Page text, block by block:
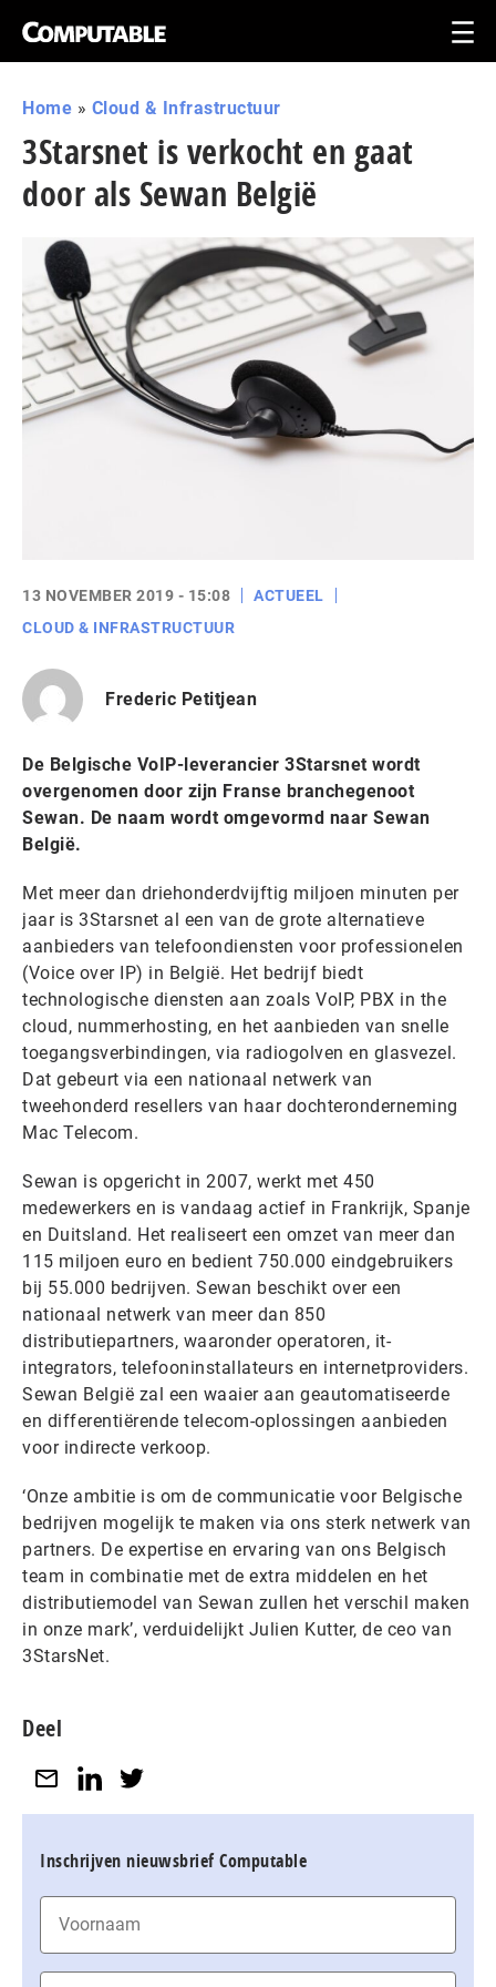
Home » Cloud & Infrastructuur
3Starsnet is verkocht en gaat
door als Sewan België
13 NOVEMBER 2019 - 15:08
ACTUEEL
CLOUD & INFRASTRUCTUUR
Frederic Petitjean
De Belgische VoIP-leverancier 3Starsnet wordt
overgenomen door zijn Franse branchegenoot
Sewan. De naam wordt omgevormd naar Sewan
België.
Met meer dan driehonderdvijftig miljoen minuten per
jaar is 3Starsnet al een van de grote alternatieve
aanbieders van telefoondiensten voor professionelen
(Voice over IP) in België. Het bedrijf biedt
technologische diensten aan zoals VoIP, PBX in the
cloud, nummerhosting, en het aanbieden van snelle
toegangsverbindingen, via radiogolven en glasvezel.
Dat gebeurt via een nationaal netwerk van
tweehonderd resellers van haar dochteronderneming
Mac Telecom.
Sewan is opgericht in 2007, werkt met 450
medewerkers en is vandaag actief in Frankrijk, Spanje
en Duitsland. Het realiseert een omzet van meer dan
115 miljoen euro en bedient 750.000 eindgebruikers
bij 55.000 bedrijven. Sewan beschikt over een
nationaal netwerk van meer dan 850
distributiepartners, waaronder operatoren, it-
integrators, telefooninstallateurs en internetproviders.
Sewan België zal een waaier aan geautomatiseerde
en differentiërende telecom-oplossingen aanbieden
voor indirecte verkoop.
‘Onze ambitie is om de communicatie voor Belgische
bedrijven mogelijk te maken via ons sterk netwerk van
partners. De expertise en ervaring van ons Belgisch
team in combinatie met de extra middelen en het
distributiemodel van Sewan zullen het verschil maken
in onze mark’, verduidelijkt Julien Kutter, de ceo van
3StarsNet.
Deel
Inschrijven nieuwsbrief Computable